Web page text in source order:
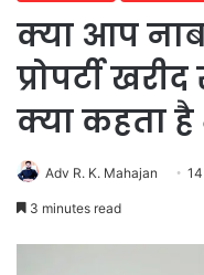
क्या आप
प्रोपर्टी
क्या कहता
Adv R. K. Mahajan
3 minutes read